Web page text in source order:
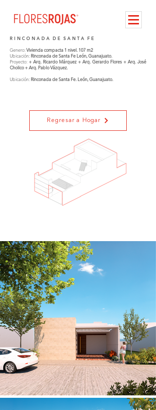
R I N C O N A D A D E S A N T A F E
Genero:Vivienda compacta 1 nivel. 107 m2
Ubicación: Rinconada de Santa Fe León, Guanajuato.
Proyecto: + Arq. Ricardo Márquez + Arq. Gerardo Flores + Arq. José
Cholico + Arq. Pablo Vázquez.
Ubicación: Rinconada de Santa Fe. León, Guanajuato.
Regresar a Hogar